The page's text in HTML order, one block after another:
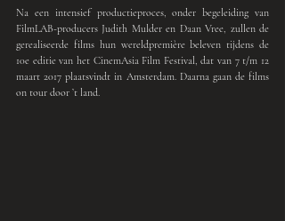
Na een intensief productieproces, onder begeleiding van
FilmLAB-producers Judith Mulder en Daan Vree, zullen de
gerealiseerde films hun wereldpremière beleven tijdens de
10e editie van het CinemAsia Film Festival, dat van 7 t/m 12
maart 2017 plaatsvindt in Amsterdam. Daarna gaan de films
on tour door ’t land.